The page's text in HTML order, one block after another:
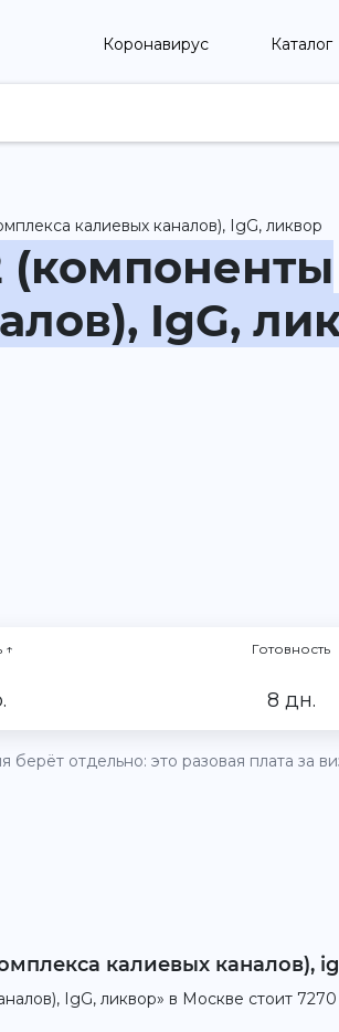
Коронавирус Каталог
калиевых каналов), IgG, ликвор
(компоненты
IgG,
↑ Готовность
8 дн.
отдельно: это разовая плата за
калиевых каналов),
IgG, ликвор» в Москве стоит